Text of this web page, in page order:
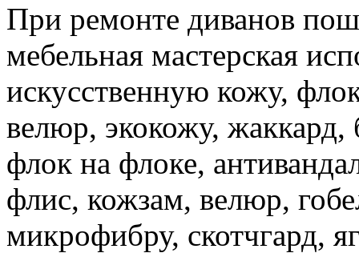
При ремонте диванов
мебельная мастерская
искусственную кожу,
велюр, экокожу,
флок на флоке,
флис, кожзам, велюр,
микрофибру, скотчгард,